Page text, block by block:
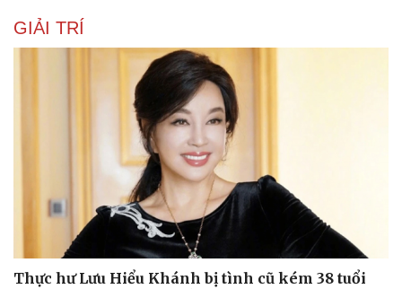
Sức khỏe
Sản phụ khoa
Ăn sạch sống khỏe
Blog
Tình yêu - Gia đình
GIẢI TRÍ
Thực hư Lưu Hiểu Khánh bị tình cũ kém 38 tuổi